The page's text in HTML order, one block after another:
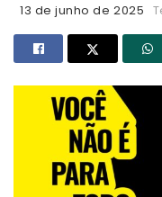
13 de junho de 2025